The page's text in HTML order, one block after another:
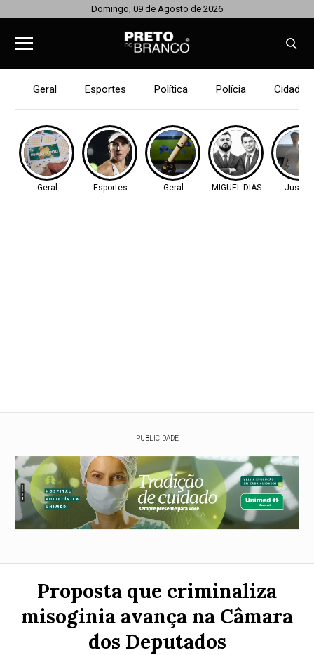
Domingo, 09 de Agosto de 2026
Geral Esportes Política Polícia Cidades
Geral Esportes Geral MIGUEL DIAS Justiça
PUBLICIDADE
Proposta que criminaliza
misoginia avança na Câmara
dos Deputados